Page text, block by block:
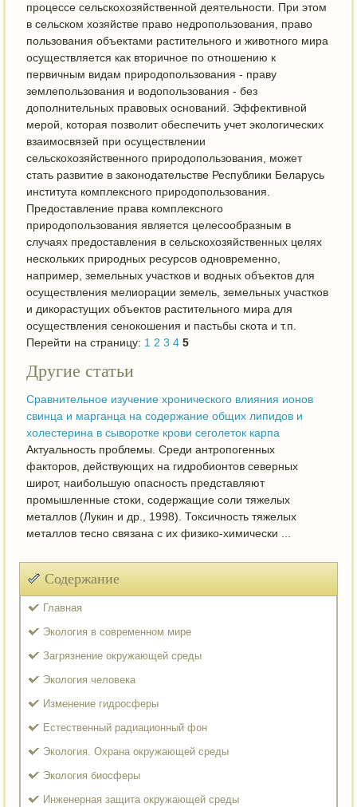
процессе сельскохозяйственной деятельности. При этом
в сельском хозяйстве право недропользования, право
пользования объектами растительного и животного мира
осуществляется как вторичное по отношению к
первичным видам природопользования - праву
землепользования и водопользования - без
дополнительных правовых оснований. Эффективной
мерой, которая позволит обеспечить учет экологических
взаимосвязей при осуществлении
сельскохозяйственного природопользования, может
стать развитие в законодательстве Республики Беларусь
института комплексного природопользования.
Предоставление права комплексного
природопользования является целесообразным в
случаях предоставления в сельскохозяйственных целях
нескольких природных ресурсов одновременно,
например, земельных участков и водных объектов для
осуществления мелиорации земель, земельных участков
и дикорастущих объектов растительного мира для
осуществления сенокошения и пастьбы скота и т.п.
Перейти на страницу: 1 2 3 4 5
Другие статьи
Сравнительное изучение хронического влияния ионов
свинца и марганца на содержание общих липидов и
холестерина в сыворотке крови сеголеток карпа
Актуальность проблемы. Среди антропогенных
факторов, действующих на гидробионтов северных
широт, наибольшую опасность представляют
промышленные стоки, содержащие соли тяжелых
металлов (Лукин и др., 1998). Токсичность тяжелых
металлов тесно связана с их физико-химически ...
Содержание
Главная
Экология в современном мире
Загрязнение окружающей среды
Экология человека
Изменение гидросферы
Естественный радиационный фон
Экология. Охрана окружающей среды
Экология биосферы
Инженерная защита окружающей среды